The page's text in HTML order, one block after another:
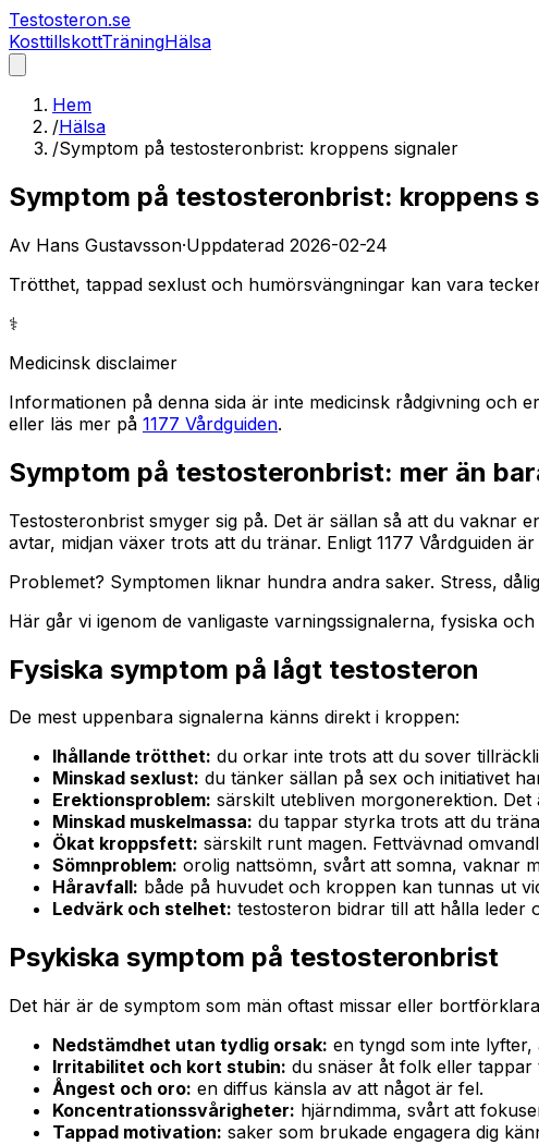
Testosteron.se
KosttillskottTräningHälsa
Hem
/Hälsa
/Symptom på testosteronbrist: kroppens signaler
Symptom på testosteronbrist: kroppens
Av Hans Gustavsson·Uppdaterad 2026-02-24
Trötthet, tappad sexlust och humörsvängningar kan vara
⚕️
Medicinsk disclaimer
Informationen på denna sida är inte medicinsk rådgivning och
eller läs mer på 1177 Vårdguiden.
Symptom på testosteronbrist: mer än
Testosteronbrist smyger sig på. Det är sällan så att du vaknar
avtar, midjan växer trots att du tränar. Enligt 1177 Vårdguiden
Problemet? Symptomen liknar hundra andra saker. Stress,
Här går vi igenom de vanligaste varningssignalerna, fysiska och
Fysiska symptom på lågt testosteron
De mest uppenbara signalerna känns direkt i kroppen:
Ihållande trötthet: du orkar inte trots att du sover
Minskad sexlust: du tänker sällan på sex och initiativet
Erektionsproblem: särskilt utebliven morgonerektion. Det
Minskad muskelmassa: du tappar styrka trots att du
Ökat kroppsfett: särskilt runt magen. Fettvävnad
Sömnproblem: orolig nattsömn, svårt att somna, vaknar
Håravfall: både på huvudet och kroppen kan tunnas ut
Ledvärk och stelhet: testosteron bidrar till att hålla leder
Psykiska symptom på testosteronbrist
Det här är de symptom som män oftast missar eller
Nedstämdhet utan tydlig orsak: en tyngd som inte
Irritabilitet och kort stubin: du snäser åt folk eller tappar
Ångest och oro: en diffus känsla av att något är fel.
Koncentrationssvårigheter: hjärndimma, svårt att
Tappad motivation: saker som brukade engagera dig